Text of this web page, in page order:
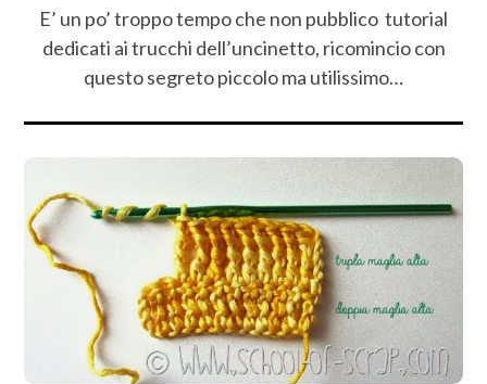
E’ un po’ troppo tempo che non pubblico tutorial
dedicati ai trucchi dell’uncinetto, ricomincio con
questo segreto piccolo ma utilissimo…